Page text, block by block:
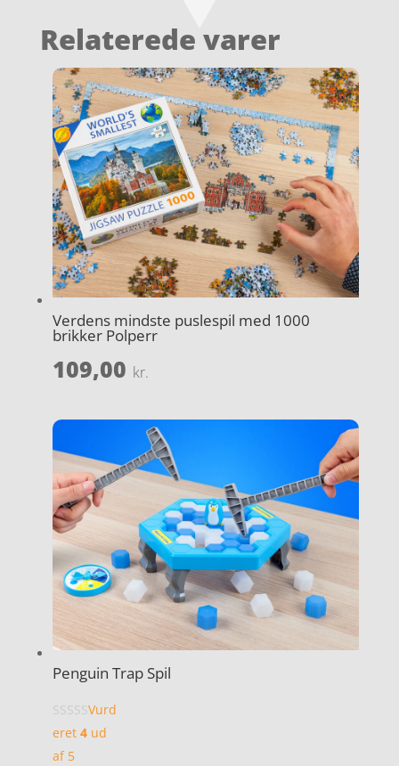
Relaterede varer
Verdens mindste puslespil med 1000
brikker Polperr
109,00 kr.
Penguin Trap Spil
Vurd
eret 4ud
af 5